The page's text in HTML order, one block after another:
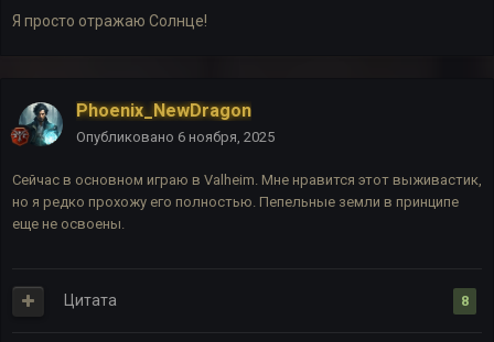
Я просто отражаю Солнце!
Phoenix_NewDragon
Опубликовано 6 ноября, 2025
Сейчас в основном играю в Valheim. Мне нравится этот выживастик,
но я редко прохожу его полностью. Пепельные земли в принципе
еще не освоены.
8
Цитата